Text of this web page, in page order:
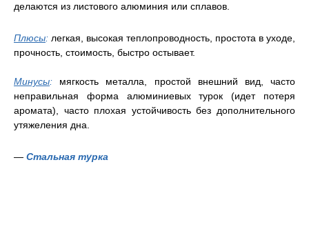
делаются из листового алюминия или сплавов.
Плюсы: легкая, высокая теплопроводность, простота в уходе,
прочность, стоимость, быстро остывает.
Минусы: мягкость металла, простой внешний вид, часто
неправильная форма алюминиевых турок (идет потеря
аромата), часто плохая устойчивость без дополнительного
утяжеления дна.
— Стальная турка